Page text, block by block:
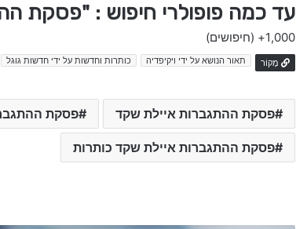
עד כמה פופולרי חיפוש : "פסקת
1,000+ (חיפושים)
מָקוֹר תאור הנושא על ידי ויקיפדיה כותרות וחדשות על ידי חדשות גוגל
פסקת ההתגברות איילת שקד פסקת
פסקת ההתגברות איילת שקד כותרות